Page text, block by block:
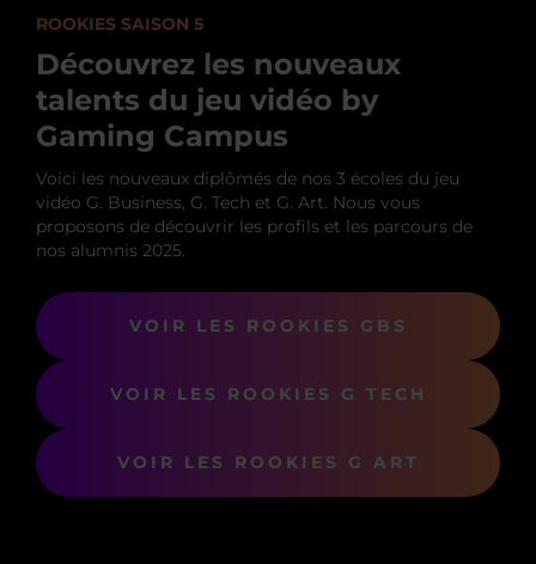
ROOKIES SAISON 5
Découvrez les nouveaux
talents du jeu vidéo by
Gaming Campus
Voici les nouveaux diplômés de nos 3 écoles du jeu
vidéo G. Business, G. Tech et G. Art. Nous vous
proposons de découvrir les profils et les parcours de
nos alumnis 2025.
VOIR LES ROOKIES GBS
VOIR LES ROOKIES G TECH
VOIR LES ROOKIES G ART